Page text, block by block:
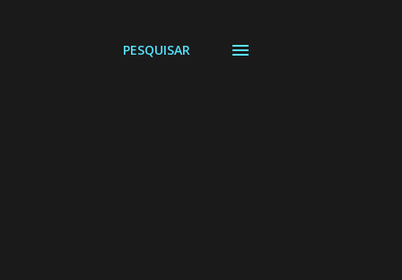
PESQUISAR